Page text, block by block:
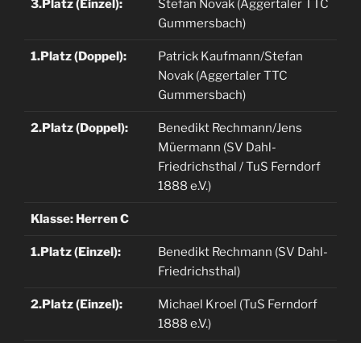
3.Platz (Einzel):
Stefan Novak (Aggertaler TTC
Gummersbach)
1.Platz (Doppel):
Patrick Kaufmann/Stefan
Novak (Aggertaler TTC
Gummersbach)
2.Platz (Doppel):
Benedikt Rechmann/Jens
Müermann (SV Dahl-
Friedrichsthal / TuS Ferndorf
1888 e.V.)
Klasse: Herren C
1.Platz (Einzel):
Benedikt Rechmann (SV Dahl-
Friedrichsthal)
2.Platz (Einzel):
Michael Kroel (TuS Ferndorf
1888 e.V.)